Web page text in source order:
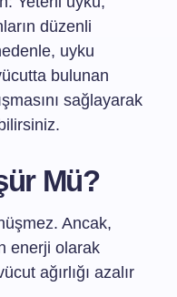
düzenli
uyku
bulunan
sağlayarak
Mü?
Ancak,
enerji olarak
ağırlığı azalır